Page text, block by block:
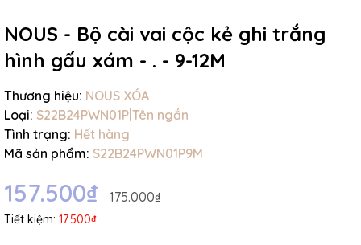
NOUS - Bộ cài vai cộc kẻ ghi trắng
hình gấu xám - . - 9-12M
Thương hiệu: NOUS XÓA
Loại: S22B24PWN01P|Tên ngắn
Tình trạng: Hết hàng
Mã sản phẩm: S22B24PWN01P9M
157.500₫ 175.000₫
Tiết kiệm: 17.500₫
Mã giảm giá:
Ngày hết hạn:
Điều kiện: